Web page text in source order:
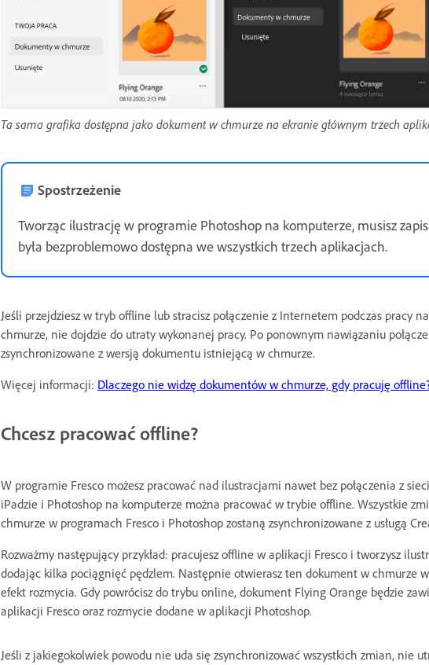
Ta sama grafika dostępna jako dokument w chmurze na ekranie głównym trzech
Spostrzeżenie
Tworząc ilustrację w programie Photoshop na komputerze, musisz
była bezproblemowo dostępna we wszystkich trzech aplikacjach.
Jeśli przejdziesz w tryb offline lub stracisz połączenie z Internetem podczas pracy
chmurze, nie dojdzie do utraty wykonanej pracy. Po ponownym nawiązaniu
zsynchronizowane z wersją dokumentu istniejącą w chmurze.
Więcej informacji: Dlaczego nie widzę dokumentów w chmurze, gdy pracuję
Chcesz pracować offline?
W programie Fresco możesz pracować nad ilustracjami nawet bez połączenia z
iPadzie i Photoshop na komputerze można pracować w trybie offline. Wszystkie
chmurze w programach Fresco i Photoshop zostaną zsynchronizowane z usługą
Rozważmy następujący przykład: pracujesz offline w aplikacji Fresco i tworzysz
dodając kilka pociągnięć pędzlem. Następnie otwierasz ten dokument w chmurze
efekt rozmycia. Gdy powrócisz do trybu online, dokument Flying Orange będzie
aplikacji Fresco oraz rozmycie dodane w aplikacji Photoshop.
Jeśli z jakiegokolwiek powodu nie uda się zsynchronizować wszystkich zmian, nie